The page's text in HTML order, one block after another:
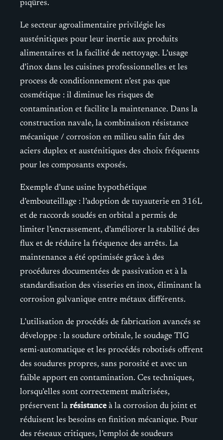
piqûres.
Le secteur agroalimentaire privilégie les
austénitiques pour leur inertie aux produits
alimentaires et la facilité de nettoyage. L’usage
d’inox dans les cuisines professionnelles et les
process de conditionnement n’est pas que
cosmétique : il diminue les risques de
contamination et facilite la maintenance. Dans la
construction navale, la combinaison résistance
mécanique / corrosion en milieu salin fait des
aciers duplex et austénitiques des choix fréquents
pour les composants exposés.
Exemple d’une usine hypothétique
d’embouteillage : l’adoption de tuyauterie en 316L
et de raccords soudés en orbital a permis de
limiter l’encrassement, d’améliorer la stabilité des
flux et de réduire la fréquence des arrêts. La
maintenance a été optimisée grâce à des
procédures documentées de passivation et à la
standardisation des visseries en inox, éliminant la
corrosion galvanique entre métaux différents.
L’utilisation de procédés de fabrication avancés se
développe : la soudure orbitale, le soudage TIG
semi-automatique et les procédés robotisés offrent
des soudures propres, sans porosité et avec un
faible apport en contamination. Ces techniques,
lorsqu’elles sont correctement maîtrisées,
préservent la résistance à la corrosion du joint et
réduisent les besoins en finition mécanique. Pour
des réseaux critiques, l’emploi de soudeurs